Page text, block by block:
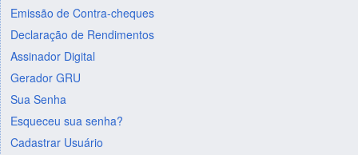
Emissão de Contra-cheques
Declaração de Rendimentos
Assinador Digital
Gerador GRU
Sua Senha
Esqueceu sua senha?
Cadastrar Usuário